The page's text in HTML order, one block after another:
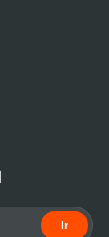
Ir